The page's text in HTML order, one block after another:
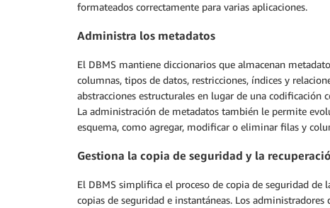
formateados correctamente para varias aplicaciones.
Administra los metadatos
El DBMS mantiene diccionarios que almacenan
columnas, tipos de datos, restricciones, índices y
abstracciones estructurales en lugar de una codificación
La administración de metadatos también le permite
esquema, como agregar, modificar o eliminar filas y
Gestiona la copia de seguridad y la
El DBMS simplifica el proceso de copia de seguridad
copias de seguridad e instantáneas. Los